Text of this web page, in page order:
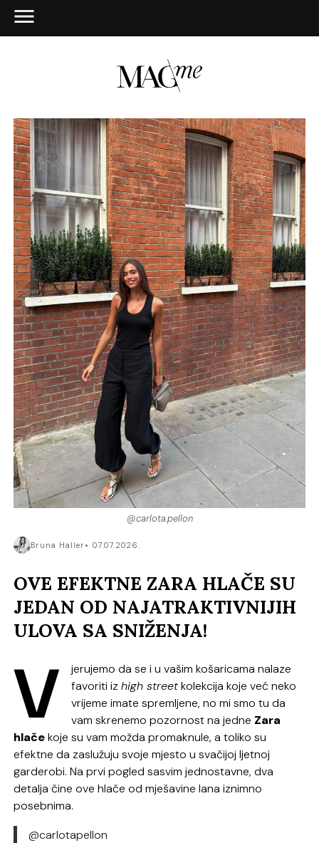
@carlota.pellon
Bruna Haller 07.07.2026.
OVE EFEKTNE ZARA HLAČE SU
JEDAN OD NAJATRAKTIVNIJIH
ULOVA SA SNIŽENJA!
V
jerujemo da se i u vašim košaricama nalaze
favoriti izhigh streetkolekcija koje već neko
vrijeme imate spremljene, no mi smo tu da
vam skrenemo pozornost na jedne Zara
hlačekoje su vam možda promaknule, a toliko su
efektne da zaslužuju svoje mjesto u svačijoj ljetnoj
garderobi. Na prvi pogled sasvim jednostavne, dva
detalja čine ove hlače od mješavine lana iznimno
posebnima.
@carlotapellon